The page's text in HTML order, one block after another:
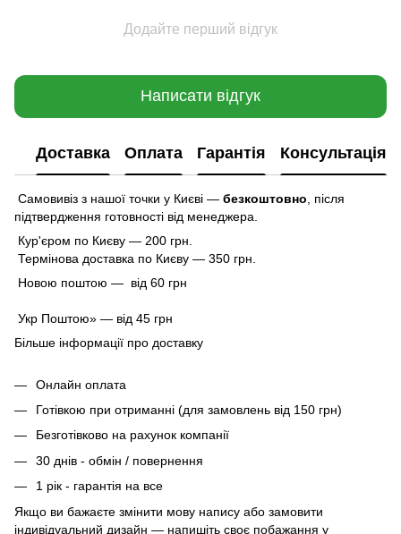
Додайте перший відгук
Написати відгук
Доставка Оплата Гарантія Консультація
Самовивіз з нашої точки у Києві — безкоштовно
після
підтвердження готовності від менеджера.
Кур'єром по Києву — 200 грн.
Термінова доставка по Києву — 350 грн.
Новою поштою — від 60 грн
Укр Поштою» — від 45 грн
Більше інформації про доставку
Онлайн оплата
Готівкою при отриманні (для замовлень від 150 грн)
Безготівково на рахунок компанії
30 днів - обмін / повернення
1 рік - гарантія на все
Якщо ви бажаєте змінити мову напису або замовити
індивідуальний дизайн — напишіть своє побажання у